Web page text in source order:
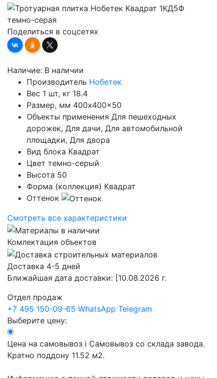
Поделиться в соцсетях
Наличие: В наличии
Производитель Нобетек
Вес 1 шт, кг 18.4
Размер, мм 400x400x50
Объекты применения Для пешеходных
дорожек, Для дачи, Для автомобильной
площадки, Для двора
Вид блока Квадрат
Цвет темно-серый
Высота 50
Форма (коллекция) Квадрат
Оттенок
Смотреть все характеристики
Комлектация объектов
Доставка 4-5 дней
Ближайшая дата доставки: [10.08.2026 г.
Отдел продаж
+7 495 150-09-65 WhatsApp Telegram
Выберите цену:
Цена на самовывоз i Самовывоз со склада завода.
Кратно поддону 11.52 м2.